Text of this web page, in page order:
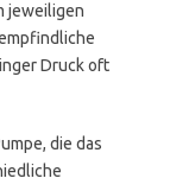
jeweiligen
Druck oft
die das